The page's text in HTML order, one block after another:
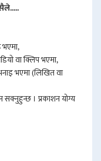
वा क्लिप भएमा,
भएमा (लिखित वा
। प्रकाशन योग्य